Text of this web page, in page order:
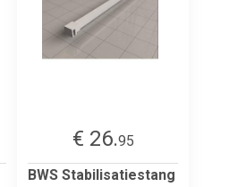
€ 26.95
BWS Stabilisatiestang